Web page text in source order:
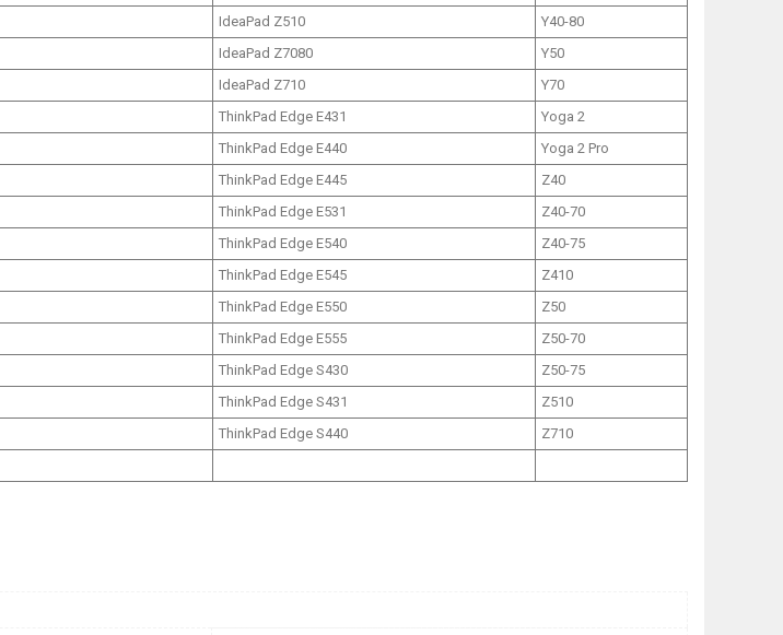
IdeaPad Z510
Y40-80
IdeaPad Z7080
Y50
IdeaPad Z710
Y70
ThinkPad Edge E431
Yoga 2
ThinkPad Edge E440
Yoga 2 Pro
ThinkPad Edge E445
Z40
ThinkPad Edge E531
Z40-70
ThinkPad Edge E540
Z40-75
ThinkPad Edge E545
Z410
ThinkPad Edge E550
Z50
ThinkPad Edge E555
Z50-70
ThinkPad Edge S430
Z50-75
ThinkPad Edge S431
Z510
ThinkPad Edge S440
Z710